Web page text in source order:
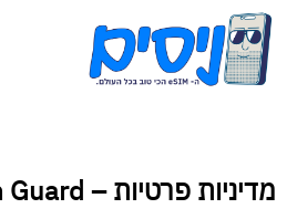
לתוכן
מדיניות פרטיות – Nisim Guard